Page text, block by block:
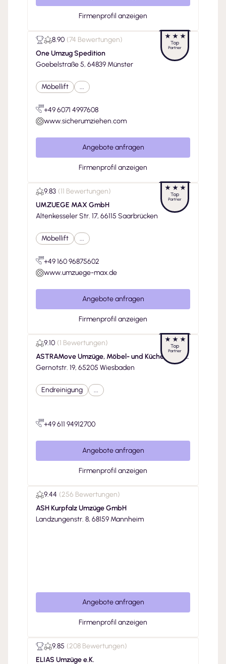
Firmenprofil anzeigen
8.90 (74 Bewertungen)
One Umzug Spedition
Goebelstraße 5, 64839 Münster
Möbellift ...
+49 6071 4997608
www.sicherumziehen.com
Angebote anfragen
Firmenprofil anzeigen
9.83 (11 Bewertungen)
UMZUEGE MAX GmbH
Altenkesseler Str. 17, 66115 Saarbrücken
Möbellift ...
+49 160 96875602
www.umzuege-max.de
Angebote anfragen
Firmenprofil anzeigen
9.10 (1 Bewertungen)
ASTRAMove Umzüge, Möbel- und Küchenmonta
ge
Gernotstr. 19, 65205 Wiesbaden
Endreinigung ...
+49 611 94912700
Angebote anfragen
Firmenprofil anzeigen
9.44 (256 Bewertungen)
ASH Kurpfalz Umzüge GmbH
Landzungenstr. 8, 68159 Mannheim
Angebote anfragen
Firmenprofil anzeigen
9.85 (208 Bewertungen)
ELIAS Umzüge e.K.